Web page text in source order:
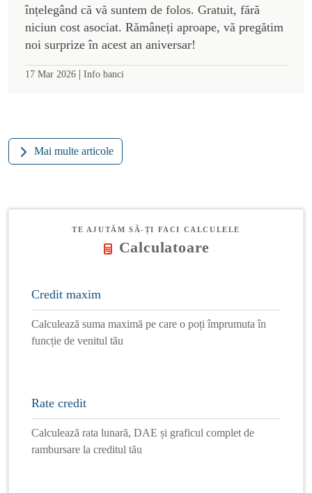
înțelegând că vă suntem de folos. Gratuit, fără
niciun cost asociat. Rămâneți aproape, vă pregătim
noi surprize în acest an aniversar!
17 Mar 2026 | Info banci
Mai multe articole
TE AJUTĂM SĂ-ȚI FACI CALCULELE
Calculatoare
Credit maxim
Calculează suma maximă pe care o poți împrumuta în
funcție de venitul tău
Rate credit
Calculează rata lunară, DAE și graficul complet de
rambursare la creditul tău